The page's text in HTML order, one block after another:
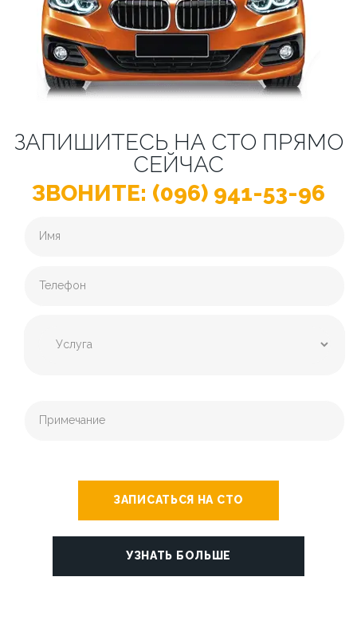
ЗАПИШИТЕСЬ НА СТО ПРЯМО
СЕЙЧАС
ЗВОНИТЕ: (096) 941-53-96
ЗАПИСАТЬСЯ НА СТО
УЗНАТЬ БОЛЬШЕ